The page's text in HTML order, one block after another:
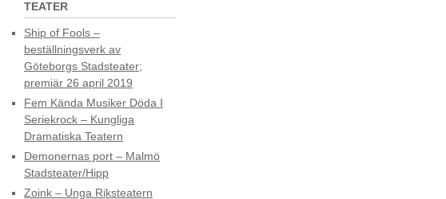
TEATER
Ship of Fools –
beställningsverk av
Göteborgs Stadsteater;
premiär 26 april 2019
Fem Kända Musiker Döda I
Seriekrock – Kungliga
Dramatiska Teatern
Demonernas port – Malmö
Stadsteater/Hipp
Zoink – Unga Riksteatern